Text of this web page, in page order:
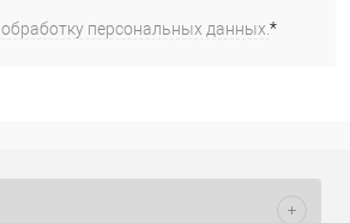
обработку персональных данных.*